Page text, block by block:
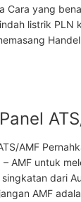
Cara yang
listrik PLN
AMF
– AMF untuk
singkatan dari
AMF